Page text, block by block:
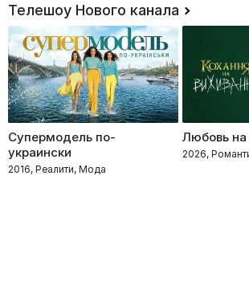
Телешоу Нового канала
Супермодель по-
украински
2016, Реалити, Мода
Любовь
2026,